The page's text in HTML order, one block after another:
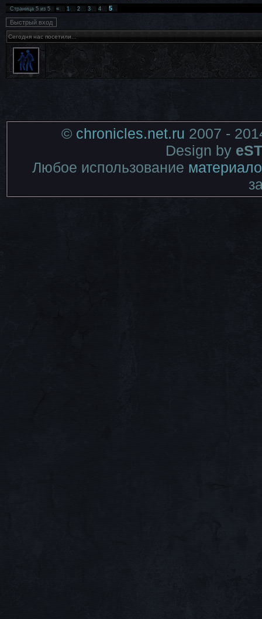
Страница5из5 « 1 2 3 4 5
Сегодня нас посетили...
© chronicles.net.ru 2007 -
Design by
Любое использование